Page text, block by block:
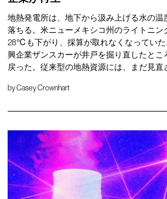
地熱発電所は、地下から汲み上げる水の
落ちる。米ニューメキシコ州のライトニン
28℃も下がり、採算が取れなくなってい
興企業ザンスカーが井戸を掘り直したとこ
戻った。従来型の地熱資源には、まだ見直
byCasey Crownhart